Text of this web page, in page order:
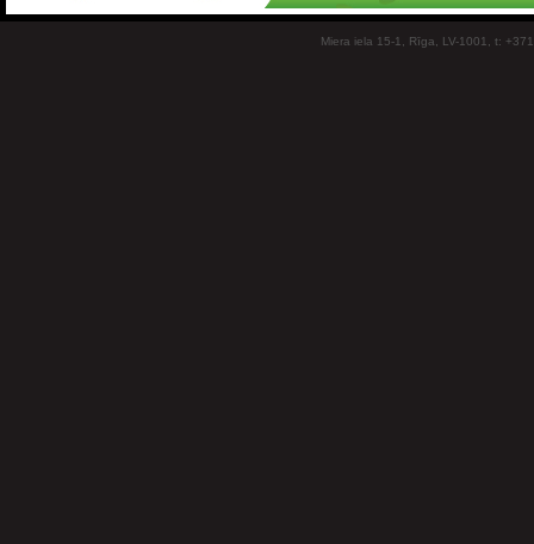
Miera iela 15-1, Rīga, LV-1001, t: